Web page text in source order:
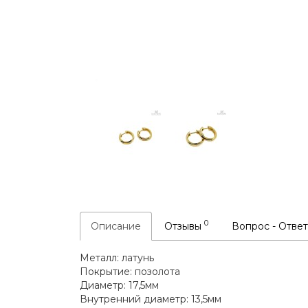
Описание Отзывы 0 Вопрос -
Металл: латунь
Покрытие: позолота
Диаметр: 17,5мм
Внутренний диаметр: 13,5мм